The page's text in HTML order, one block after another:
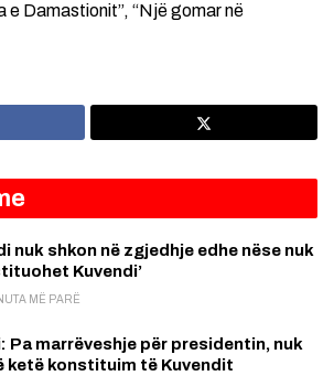
e Damastionit”, “Një gomar në
nuk shkon në zgjedhje edhe nëse nuk
Kuvendi’
MË PARË
Pa marrëveshje për presidentin, nuk
ketë konstituim të Kuvendit